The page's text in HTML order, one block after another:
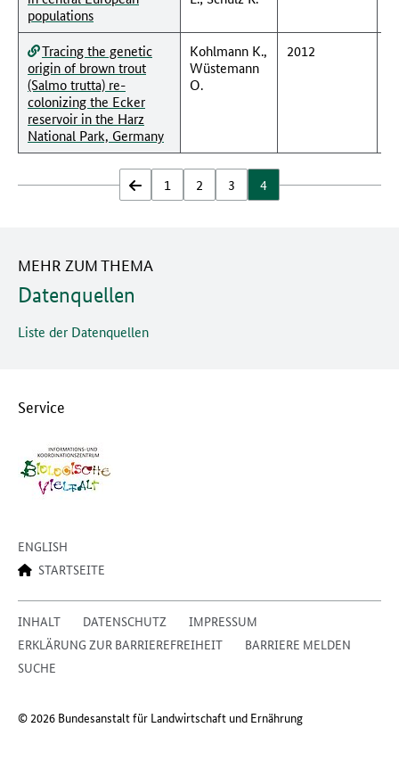
populations
Tracing the genetic
origin of brown trout
(Salmo trutta) re-
colonizing the Ecker
reservoir in the Harz
National Park, Germany
Kohlmann K.,
Wüstemann
O.
2012
zurück
1 2 3 4
MEHR ZUM THEMA
Datenquellen
Liste der Datenquellen
Service
ENGLISH
STARTSEITE
INHALT DATENSCHUTZ
IMPRESSUM
ERKLÄRUNG ZUR BARRIEREFREIHEIT
BARRIERE MELDEN
SUCHE
© 2026 Bundesanstalt für Landwirtschaft und Ernährung